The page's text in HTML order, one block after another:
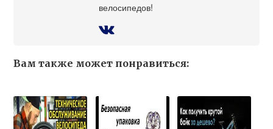
велосипедов!
Вам также может понравиться: